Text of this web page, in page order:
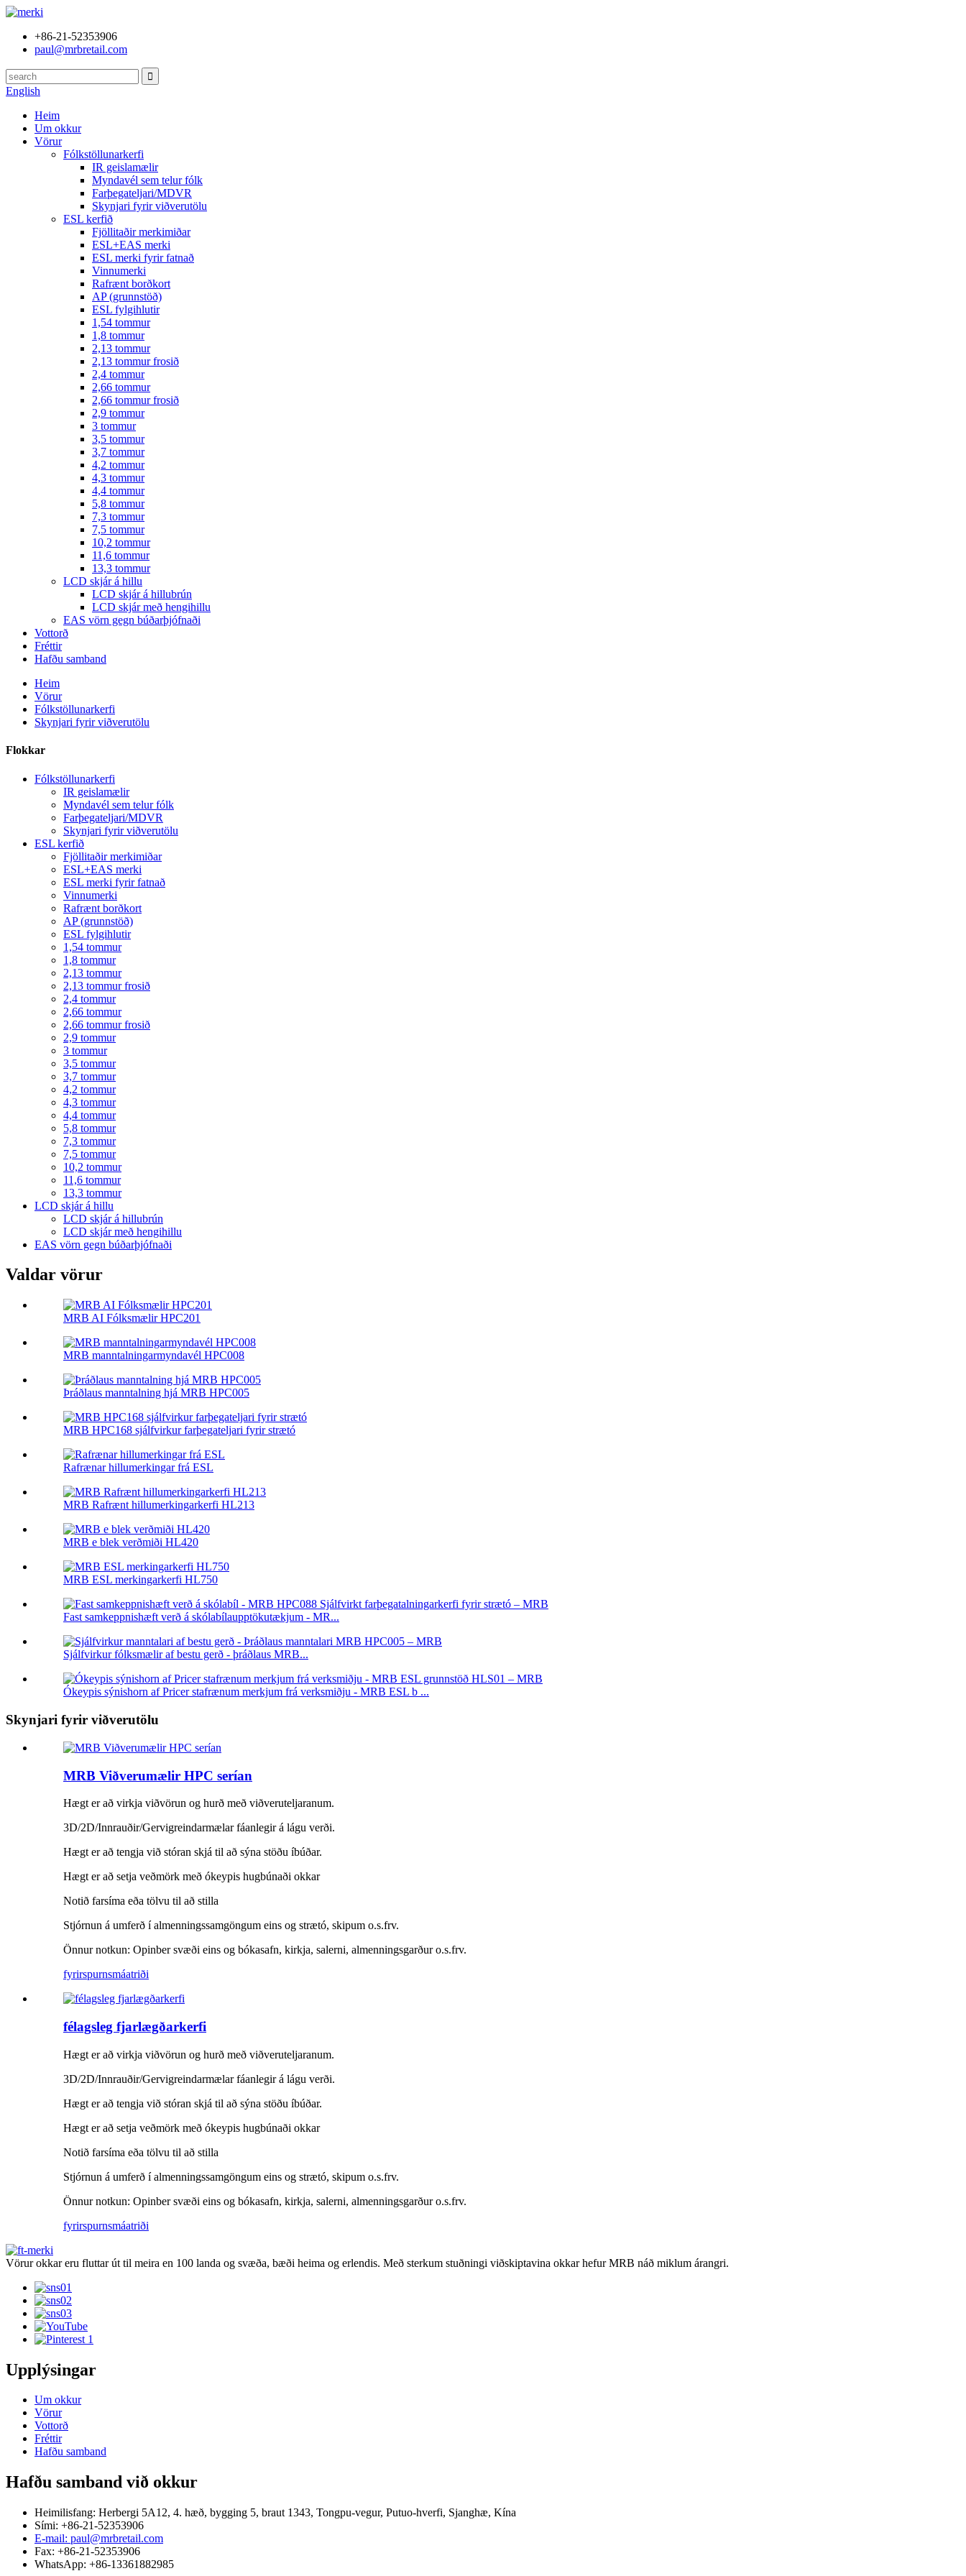
+86-21-52353906
paul@mrbretail.com
English
Heim
Um okkur
Vörur
Fólkstöllunarkerfi
IR geislamælir
Myndavél sem telur fólk
Farþegateljari/MDVR
Skynjari fyrir viðverutölu
ESL kerfið
Fjöllitaðir merkimiðar
ESL+EAS merki
ESL merki fyrir fatnað
Vinnumerki
Rafrænt borðkort
AP (grunnstöð)
ESL fylgihlutir
1,54 tommur
1,8 tommur
2,13 tommur
2,13 tommur frosið
2,4 tommur
2,66 tommur
2,66 tommur frosið
2,9 tommur
3 tommur
3,5 tommur
3,7 tommur
4,2 tommur
4,3 tommur
4,4 tommur
5,8 tommur
7,3 tommur
7,5 tommur
10,2 tommur
11,6 tommur
13,3 tommur
LCD skjár á hillu
LCD skjár á hillubrún
LCD skjár með hengihillu
EAS vörn gegn búðarþjófnaði
Vottorð
Fréttir
Hafðu samband
Heim
Vörur
Fólkstöllunarkerfi
Skynjari fyrir viðverutölu
Flokkar
Fólkstöllunarkerfi
IR geislamælir
Myndavél sem telur fólk
Farþegateljari/MDVR
Skynjari fyrir viðverutölu
ESL kerfið
Fjöllitaðir merkimiðar
ESL+EAS merki
ESL merki fyrir fatnað
Vinnumerki
Rafrænt borðkort
AP (grunnstöð)
ESL fylgihlutir
1,54 tommur
1,8 tommur
2,13 tommur
2,13 tommur frosið
2,4 tommur
2,66 tommur
2,66 tommur frosið
2,9 tommur
3 tommur
3,5 tommur
3,7 tommur
4,2 tommur
4,3 tommur
4,4 tommur
5,8 tommur
7,3 tommur
7,5 tommur
10,2 tommur
11,6 tommur
13,3 tommur
LCD skjár á hillu
LCD skjár á hillubrún
LCD skjár með hengihillu
EAS vörn gegn búðarþjófnaði
Valdar vörur
MRB AI Fólksmælir HPC201
MRB manntalningarmyndavél HPC008
Þráðlaus manntalning hjá MRB HPC005
MRB HPC168 sjálfvirkur farþegateljari fyrir strætó
Rafrænar hillumerkingar frá ESL
MRB Rafrænt hillumerkingarkerfi HL213
MRB e blek verðmiði HL420
MRB ESL merkingarkerfi HL750
Fast samkeppnishæft verð á skólabílaupptökutækjum - MR...
Sjálfvirkur fólksmælir af bestu gerð - þráðlaus MRB...
Ókeypis sýnishorn af Pricer stafrænum merkjum frá verksmiðju - MRB ESL b ...
Skynjari fyrir viðverutölu
MRB Viðverumælir HPC serían
Hægt er að virkja viðvörun og hurð með viðveruteljaranum.
3D/2D/Innrauðir/Gervigreindarmælar fáanlegir á lágu verði.
Hægt er að tengja við stóran skjá til að sýna stöðu íbúðar.
Hægt er að setja veðmörk með ókeypis hugbúnaði okkar
Notið farsíma eða tölvu til að stilla
Stjórnun á umferð í almenningssamgöngum eins og strætó, skipum o.s.frv.
Önnur notkun: Opinber svæði eins og bókasafn, kirkja, salerni, almenningsgarður o.s.frv.
fyrirspurnsmáatriði
félagsleg fjarlægðarkerfi
Hægt er að virkja viðvörun og hurð með viðveruteljaranum.
3D/2D/Innrauðir/Gervigreindarmælar fáanlegir á lágu verði.
Hægt er að tengja við stóran skjá til að sýna stöðu íbúðar.
Hægt er að setja veðmörk með ókeypis hugbúnaði okkar
Notið farsíma eða tölvu til að stilla
Stjórnun á umferð í almenningssamgöngum eins og strætó, skipum o.s.frv.
Önnur notkun: Opinber svæði eins og bókasafn, kirkja, salerni, almenningsgarður o.s.frv.
fyrirspurnsmáatriði
Vörur okkar eru fluttar út til meira en 100 landa og svæða, bæði heima og erlendis. Með sterkum stuðningi viðskiptavina okkar hefur MRB náð miklum árangri.
Upplýsingar
Um okkur
Vörur
Vottorð
Fréttir
Hafðu samband
Hafðu samband við okkur
Heimilisfang: Herbergi 5A12, 4. hæð, bygging 5, braut 1343, Tongpu-vegur, Putuo-hverfi, Sjanghæ, Kína
Sími: +86-21-52353906
E-mail: paul@mrbretail.com
Fax: +86-21-52353906
WhatsApp: +86-13361882985